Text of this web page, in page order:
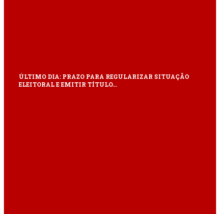
ÚLTIMO DIA: PRAZO PARA REGULARIZAR SITUAÇÃO
ELEITORAL E EMITIR TÍTULO…